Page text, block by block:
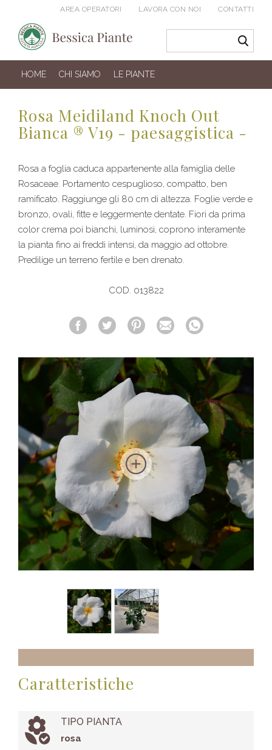
AREA OPERATORI LAVORA CON NOI CONTATTI
HOME CHI SIAMO LE PIANTE
Rosa Meidiland Knoch Out
Bianca ® V19 - paesaggistica -
Rosa a foglia caduca appartenente alla famiglia delle
Rosaceae. Portamento cespuglioso, compatto, ben
ramificato. Raggiunge gli 80 cm di altezza. Foglie verde e
bronzo, ovali, fitte e leggermente dentate. Fiori da prima
color crema poi bianchi, luminosi, coprono interamente
la pianta fino ai freddi intensi, da maggio ad ottobre.
Predilige un terreno fertile e ben drenato.
COD. 013822
Caratteristiche
TIPO PIANTA
rosa